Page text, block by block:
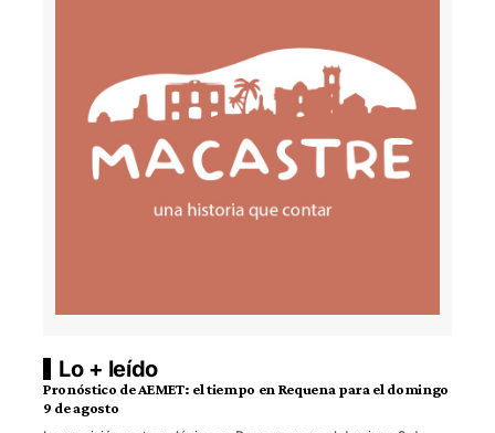
Lo + leído
Pronóstico de AEMET: el tiempo en Requena para el domingo
9 de agosto